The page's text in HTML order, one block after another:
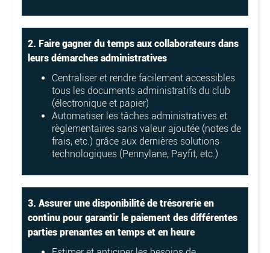
2. Faire gagner du temps aux collaborateurs dans
leurs démarches administratives
Centraliser et rendre facilement accessibles
tous les documents administratifs du club
(électronique et papier)
Automatiser les tâches administratives et
règlementaires sans valeur ajoutée (notes de
frais, etc.) grâce aux dernières solutions
technologiques (Pennylane, Payfit, etc.)
3. Assurer une disponibilité de trésorerie en
continu pour garantir le paiement des différentes
parties prenantes en temps et en heure